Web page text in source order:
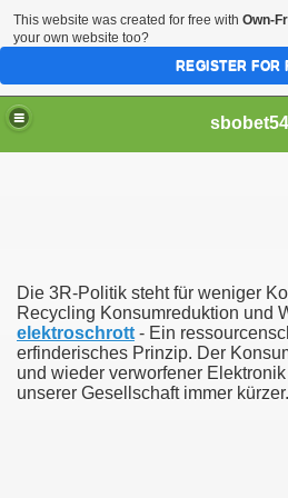
sbobet54
Die 3R-Politik steht für weniger
Recycling Konsumreduktion und
elektroschrott - Ein
erfinderisches Prinzip. Der
und wieder verworfener
unserer Gesellschaft immer kürzer.
This website was created for free with Own-
your own website too?
REGISTER FOR